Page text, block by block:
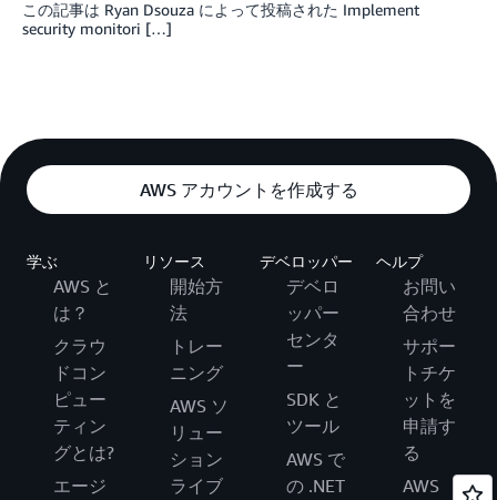
この記事は Ryan Dsouza によって投稿された Implement
security monitori […]
AWS アカウントを作成する
学ぶ
AWS と
は？
クラウ
ドコン
ピュー
ティン
グとは?
エージ
リソース
開始方
法
トレー
ニング
AWS ソ
リュー
ション
ライブ
デベロッパー
デベロ
ッパー
センタ
ー
SDK と
ツール
AWS で
の .NET
ヘルプ
お問い
合わせ
サポー
トチケ
ットを
申請す
る
AWS